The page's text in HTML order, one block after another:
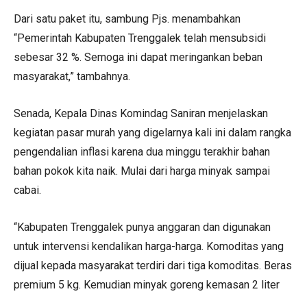
Dari satu paket itu, sambung Pjs. menambahkan
“Pemerintah Kabupaten Trenggalek telah mensubsidi
sebesar 32 %. Semoga ini dapat meringankan beban
masyarakat,” tambahnya.
Senada, Kepala Dinas Komindag Saniran menjelaskan
kegiatan pasar murah yang digelarnya kali ini dalam rangka
pengendalian inflasi karena dua minggu terakhir bahan
bahan pokok kita naik. Mulai dari harga minyak sampai
cabai.
“Kabupaten Trenggalek punya anggaran dan digunakan
untuk intervensi kendalikan harga-harga. Komoditas yang
dijual kepada masyarakat terdiri dari tiga komoditas. Beras
premium 5 kg. Kemudian minyak goreng kemasan 2 liter